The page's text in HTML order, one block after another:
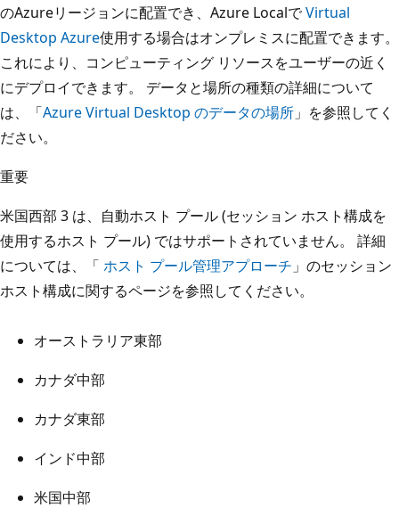
のAzureリージョンに配置でき、Azure LocalでVirtual
Desktop Azure使用する場合はオンプレミスに配置できます。
これにより、コンピューティング リソースをユーザーの近く
にデプロイできます。 データと場所の種類の詳細について
は、「Azure Virtual Desktop のデータの場所 」を参照してく
ださい。
重要
米国西部 3 は、自動ホスト プール (セッション ホスト構成を
使用するホスト プール) ではサポートされていません。 詳細
については、「 ホスト プール管理アプローチ 」のセッション
ホスト構成に関するページを参照してください。
オーストラリア東部
カナダ中部
カナダ東部
インド中部
米国中部